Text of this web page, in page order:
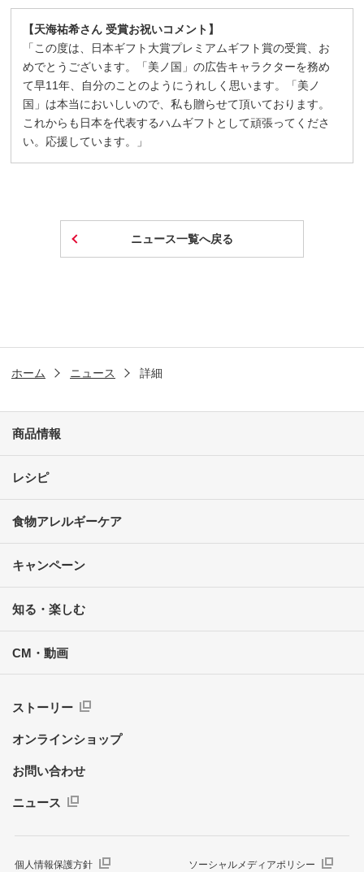
【天海祐希さん 受賞お祝いコメント】
「この度は、日本ギフト大賞プレミアムギフト賞の受賞、お
めでとうございます。「美ノ国」の広告キャラクターを務め
て早11年、自分のことのようにうれしく思います。「美ノ
国」は本当においしいので、私も贈らせて頂いております。
これからも日本を代表するハムギフトとして頑張ってくださ
い。応援しています。」
ニュース一覧へ戻る
ホーム ニュース 詳細
商品情報
レシピ
食物アレルギーケア
キャンペーン
知る・楽しむ
CM・動画
ストーリー
オンラインショップ
お問い合わせ
ニュース
個人情報保護方針 ソーシャルメディアポリシー